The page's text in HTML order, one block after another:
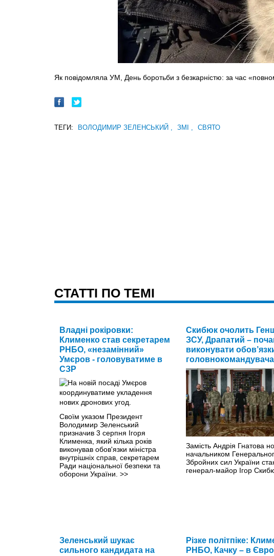
Як повідомляла УМ, День боротьби з безкарністю: за час
ТЕГИ: ВОЛОДИМИР ЗЕЛЕНСЬКИЙ ЗМІ СВЯТО
CТАТТІ ПО ТЕМІ
Владні рокіровки:
Клименко став секретарем
РНБО, «незамінний»
Умєров - головуватиме в
СЗР
Своїм указом Президент
Володимир Зеленський
призначив 3 серпня Ігоря
Клименка, який кілька років
виконував обов'язки міністра
внутрішніх справ, секретарем
Ради національної безпеки та
оборони України. >>
Скибюк очолить
ЗСУ, Драпатий –
виконувати
головнокомандувача
Замість Андрія Гнатова
начальником
Збройних сил України
генерал-майор Ігор
Зеленський шукає
сильного кандидата на
Різке політпіке:
РНБО, Качку – в